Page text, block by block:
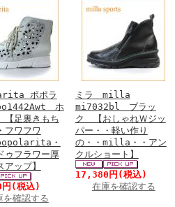
ポポラ
ホ
足裏きもち
フワフワ
・
ゥフラワー厚
アップ】
(税込)
を確認する
ミラ milla
mi7032bl ブラッ
ク 【おしゃれＷジッ
パー・・軽い作り
の・・milla・・アン
クルショート】
17,380円 (税込)
在庫を確認する